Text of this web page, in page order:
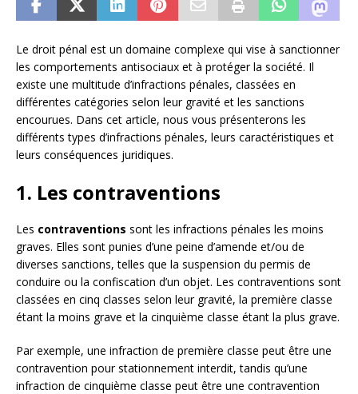
Le droit pénal est un domaine complexe qui vise à sanctionner
les comportements antisociaux et à protéger la société. Il
existe une multitude d’infractions pénales, classées en
différentes catégories selon leur gravité et les sanctions
encourues. Dans cet article, nous vous présenterons les
différents types d’infractions pénales, leurs caractéristiques et
leurs conséquences juridiques.
1. Les contraventions
Les contraventions sont les infractions pénales les moins
graves. Elles sont punies d’une peine d’amende et/ou de
diverses sanctions, telles que la suspension du permis de
conduire ou la confiscation d’un objet. Les contraventions sont
classées en cinq classes selon leur gravité, la première classe
étant la moins grave et la cinquième classe étant la plus grave.
Par exemple, une infraction de première classe peut être une
contravention pour stationnement interdit, tandis qu’une
infraction de cinquième classe peut être une contravention